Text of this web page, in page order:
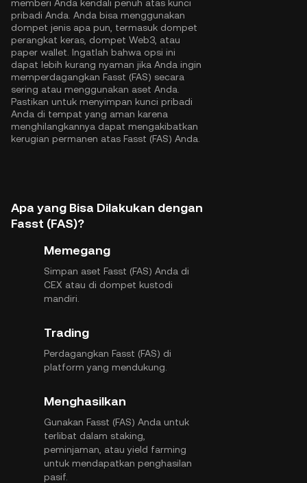
memberi Anda kendali penuh atas kunci
pribadi Anda. Anda bisa menggunakan
dompet jenis apa pun, termasuk dompet
perangkat keras, dompet Web3, atau
paper wallet. Ingatlah bahwa opsi ini
dapat lebih kurang nyaman jika Anda ingin
memperdagangkan Fasst (FAS) secara
sering atau menggunakan aset Anda.
Pastikan untuk menyimpan kunci pribadi
Anda di tempat yang aman karena
menghilangkannya dapat mengakibatkan
kerugian permanen atas Fasst (FAS) Anda.
Apa yang Bisa Dilakukan dengan
Fasst (FAS)?
Memegang
Simpan aset Fasst (FAS) Anda di
CEX atau di dompet kustodi
mandiri.
Trading
Perdagangkan Fasst (FAS) di
platform yang mendukung.
Menghasilkan
Gunakan Fasst (FAS) Anda untuk
terlibat dalam staking,
peminjaman, atau yield farming
untuk mendapatkan penghasilan
pasif.